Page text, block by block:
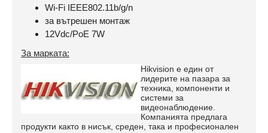
Wi-Fi IEEE802.11b/g/n
за вътрешен монтаж
12Vdc/PoE 7W
За марката:
Hikvision е един от
лидерите на пазара за
техника, компоненти и
системи за
видеонаблюдение.
Компанията предлага
продукти както в нисък, среден, така и професионален